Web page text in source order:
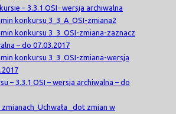
– 3.3.1 OSI- wersja archiwalna
konkursu 3_3_A_OSI-zmiana2
konkursu 3_3_OSI-zmiana-zaznacz
– do 07.03.2017
konkursu 3_3_OSI-zmiana-wersja
– 3.3.1 OSI – wersja archiwalna – do
_dot zmian w